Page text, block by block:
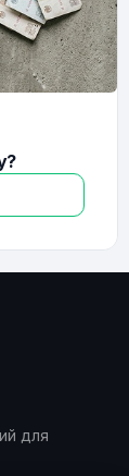
для